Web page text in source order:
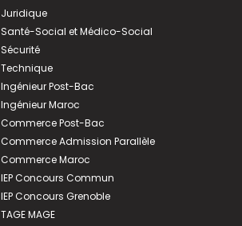
Juridique
Santé-Social et Médico-Social
Sécurité
Technique
Ingénieur Post-Bac
Ingénieur Maroc
Commerce Post-Bac
Commerce Admission Parallèle
Commerce Maroc
IEP Concours Commun
IEP Concours Grenoble
TAGE MAGE